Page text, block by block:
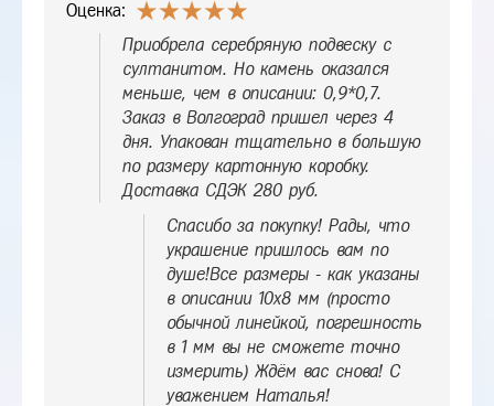
Оценка:
Приобрела серебряную подвеску с
султанитом. Но камень оказался
меньше, чем в описании: 0,9*0,7.
Заказ в Волгоград пришел через 4
дня. Упакован тщательно в большую
по размеру картонную коробку.
Доставка СДЭК 280 руб.
Спасибо за покупку! Рады, что
украшение пришлось вам по
душе!Все размеры - как указаны
в описании 10х8 мм (просто
обычной линейкой, погрешность
в 1 мм вы не сможете точно
измерить) Ждём вас снова! С
уважением Наталья!